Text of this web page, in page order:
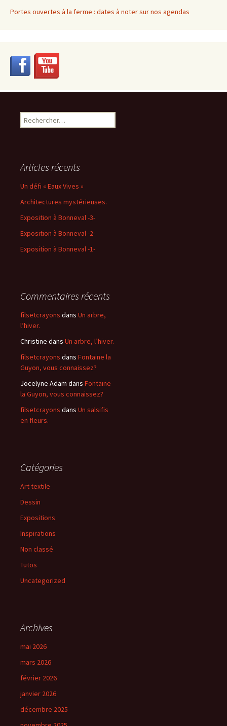
Portes ouvertes à la ferme : dates à noter sur nos agendas
Rechercher :
Articles récents
Un défi « Eaux Vives »
Architectures mystérieuses.
Exposition à Bonneval -3-
Exposition à Bonneval -2-
Exposition à Bonneval -1-
Commentaires récents
filsetcrayons dans Un arbre,
l’hiver.
Christine dans Un arbre, l’hiver.
filsetcrayons dans Fontaine la
Guyon, vous connaissez?
Jocelyne Adam dans Fontaine
la Guyon, vous connaissez?
filsetcrayons dans Un salsifis
en fleurs.
Catégories
Art textile
Dessin
Expositions
Inspirations
Non classé
Tutos
Uncategorized
Archives
mai 2026
mars 2026
février 2026
janvier 2026
décembre 2025